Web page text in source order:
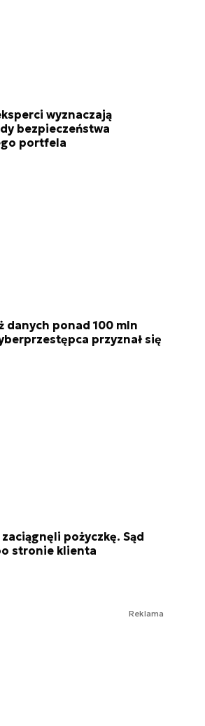
wyznaczają
bezpieczeństwa
portfela
danych ponad 100 mln
przyznał się
pożyczkę. Sąd
stronie klienta
Reklama